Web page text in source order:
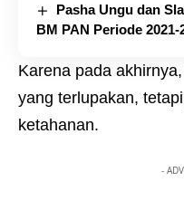
Pasha Ungu dan
BM PAN Periode 2021-
Karena pada
yang terlupakan,
ketahanan.
-